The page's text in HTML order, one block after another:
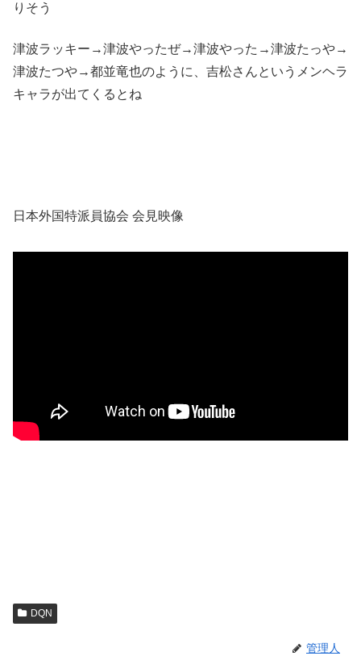
りそう
津波ラッキー→津波やったぜ→津波やった→津波たっや→
津波たつや→都並竜也のように、吉松さんというメンヘラ
キャラが出てくるとね
日本外国特派員協会 会見映像
DQN
管理人